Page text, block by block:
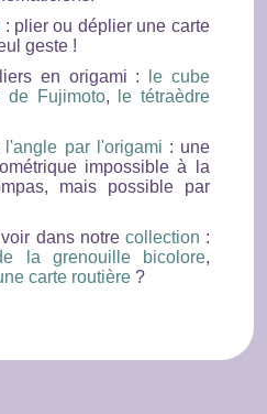
: plier ou déplier une carte
geste !
en origami :
le cube
de Fujimoto,
le tétraèdre
l'angle par l'origami : une
impossible à la
mais possible par
dans notre collection :
la grenouille bicolore,
carte routière ?